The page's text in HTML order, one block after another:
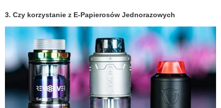
3. Czy korzystanie z E-Papierosów Jednorazowych